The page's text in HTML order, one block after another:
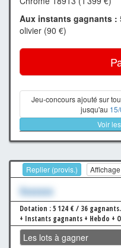
Aux instants gagnants :
olivier (90 €)
Jeu-concours ajouté sur
jusqu'au
Voir
Replier (provis.)
Xxxxxxx
Dotation : 5 124 € / 36 gagnants.
+ Instants gagnants + Hebdo +
Les lots à gagner